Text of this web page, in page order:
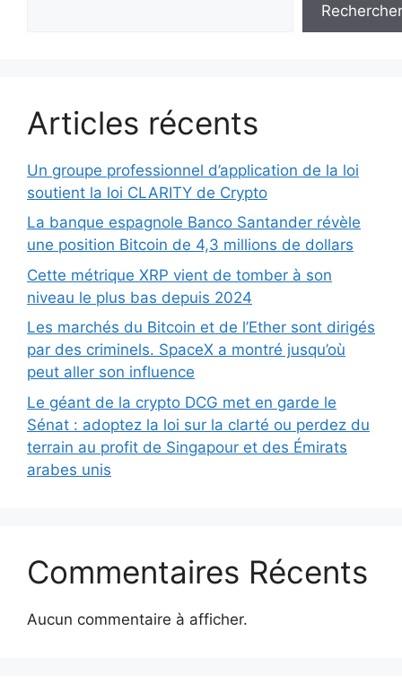
Rechercher
Articles récents
Un groupe professionnel d’application de la loi
soutient la loi CLARITY de Crypto
La banque espagnole Banco Santander révèle
une position Bitcoin de 4,3 millions de dollars
Cette métrique XRP vient de tomber à son
niveau le plus bas depuis 2024
Les marchés du Bitcoin et de l’Ether sont dirigés
par des criminels. SpaceX a montré jusqu’où
peut aller son influence
Le géant de la crypto DCG met en garde le
Sénat : adoptez la loi sur la clarté ou perdez du
terrain au profit de Singapour et des Émirats
arabes unis
Commentaires Récents
Aucun commentaire à afficher.